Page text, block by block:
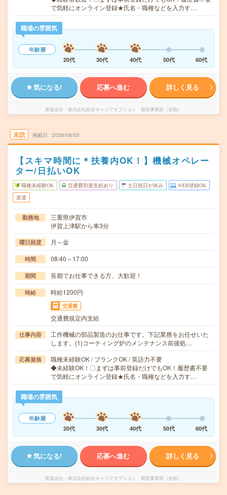
で気軽にオンライン登録★氏名・職種などを入力す…
職場の雰囲気
年齢層
20代
30代 40代 50代 60代
気になる! 応募へ進む 詳しく見る
派遣会社 株式会社綜合キャリアオプション 製造事業部（全国）
未読 掲載日 2026/08/05
【スキマ時間に＊扶養内OK！】機械オペレー
ター/日払いOK
職種未経験OK 交通費別途支給あり 土日祝日が休み WEB登録OK
派遣
勤務地
三重県伊賀市
伊賀上津駅から車3分
曜日頻度 月～金
時間 08:40～17:00
期間 長期でお仕事できる方、大歓迎！
時給 時給1200円
交通費
交通費規定内支給
仕事内容
工作機械の部品製造のお仕事です。下記業務をお任せいた
します。(1)コーティング炉のメンテナンス前後処…
応募資格
職種未経験OK / ブランクOK / 英語力不要
◆未経験OK！〇まずは事前登録だけでもOK！履歴書不要
で気軽にオンライン登録★氏名・職種などを入力す…
職場の雰囲気
年齢層
20代
30代 40代 50代 60代
気になる! 応募へ進む 詳しく見る
派遣会社 株式会社綜合キャリアオプション 製造事業部（全国）